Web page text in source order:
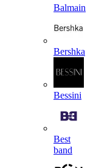
Balmain
Bershka
Bessini
Best
band